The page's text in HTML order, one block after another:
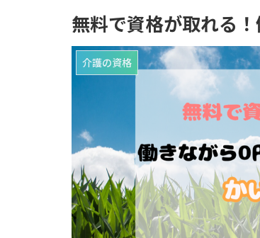
無料で資格が取れる
介護の資格